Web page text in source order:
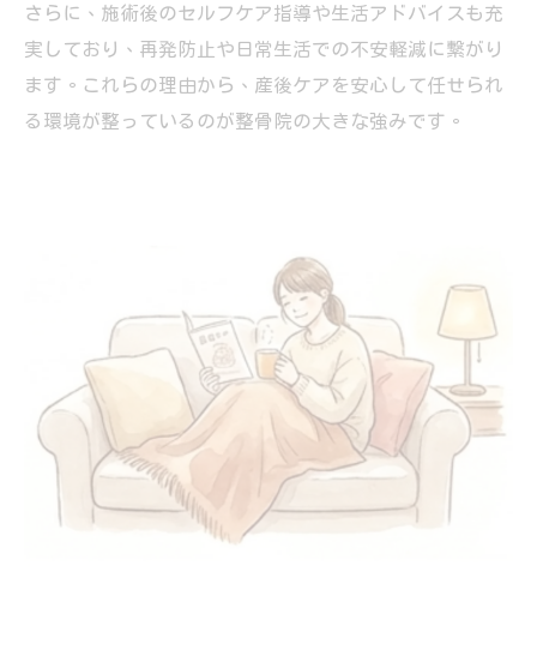
さらに、施術後のセルフケア指導や生活アドバイスも充
実しており、再発防止や日常生活での不安軽減に繋がり
ます。これらの理由から、産後ケアを安心して任せられ
る環境が整っているのが整骨院の大きな強みです。